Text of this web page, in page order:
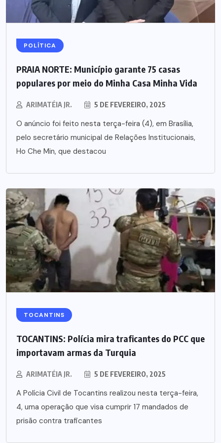
POLÍTICA
PRAIA NORTE: Município garante 75 casas
populares por meio do Minha Casa Minha Vida
ARIMATÉIA JR. 5 DE FEVEREIRO, 2025
O anúncio foi feito nesta terça-feira (4), em Brasília,
pelo secretário municipal de Relações Institucionais,
Ho Che Min, que destacou
TOCANTINS
TOCANTINS: Polícia mira traficantes do PCC que
importavam armas da Turquia
ARIMATÉIA JR. 5 DE FEVEREIRO, 2025
A Polícia Civil de Tocantins realizou nesta terça-feira,
4, uma operação que visa cumprir 17 mandados de
prisão contra traficantes